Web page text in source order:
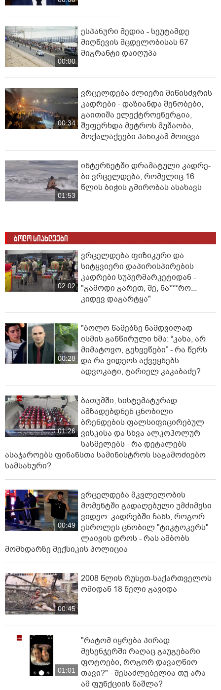
00:00
ესპანური მედია - სეუტამდე
მიღწევის მცდელობისას 67
მიგრანტი დაიღუპა
00:34
ვრცელდება ძლიერი მიწისძვრის
კადრები - დაზიანდა შენობები,
გაითიშა ელექტროენერგია,
შეფერხდა მეტროს მუშაობა,
მოქალაქეები პანიკამ მოიცვა
01:53
ინ­ტერ­ნეტ­ში დრა­მა­ტუ­ლი კად­რე­
ბი ვრცელდება, რომელიც 16
წლის ბიჭის გმირობას ასახავს
ბოლო სიახლეები
02:02
ვრცელდება ფიზიკური და
სიტყვიერი დაპირისპირების
კადრები სუპერმარკეტიდან -
"გამოდი გარეთ, შე, ნა***რო...
კიდევ დაგარტყა"
00:28
"ბოლო წამებზე ნამდვილად
ისმის განწირული ხმა: “კახა, არ
მიმატოვო, გეხვეწები” - რა წერს
და რა ვიდეოს აქვეყნებს
ადვოკატი, ტარიელ კაკაბაძე?
01:26
ბათუმში, სისტემატურად
ამზადებდნენ ცნობილი
ბრენდების ფალსიფიცირებულ
ვისკისა და სხვა ალკოჰოლურ
სასმელებს - რა დეტალებს
ასაჯაროებს ფინანსთა სამინისტროს საგამოძიებო
სამსახური?
00:49
ვრცელდება მკვლელობის
მომენტში გადაღებული უმძიმესი
ვიდეო: კადრებში ჩანს, როგორ
ესროლეს ცნობილ "ტიკტოკერს"
ლაივის დროს - რას ამბობს
მომხდარზე მექსიკის პოლიცია
00:45
2008 წლის რუსეთ-საქართველოს
ომიდან 18 წელი გავიდა
01:01
"რატომ იყრება პირად
მესენჯერში რაღაც გაუგებარი
ფოტოები, როგორ დავაღწიო
თავი?" - შესაძლებელია თუ არა
ამ ფუნქციის წაშლა?